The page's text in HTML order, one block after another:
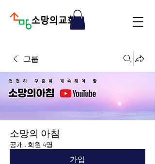
그룹
소망의 아침
공개 · 회원 4명
가입